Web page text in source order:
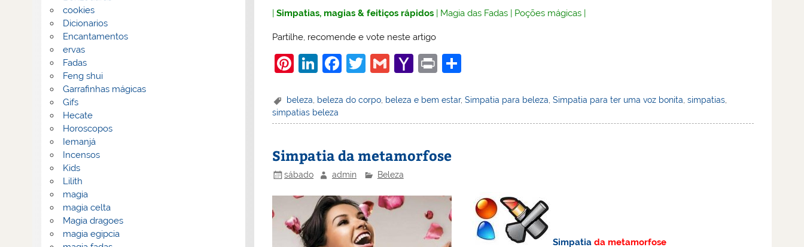
|Simpatias, magias & feitiços rápidos | Magia das Fadas | Poções mágicas |
Partilhe, recomende e vote neste artigo
Pi
er
e
Li
k
e
n
F
c
e
o
o
k
T
itt
er
G
ai
l
Y
h
o
M
l
Pr
t
ar
e
beleza beleza do corpo beleza e bem estar,Simpatia para beleza ,Simpatia para ter uma voz bonita ,simpatias
simpatias beleza
Simpatia da metamorfose
sábado admin Beleza
Simpatiada metamorfose
cookies
Dicionarios
Encantamentos
ervas
Fadas
Feng shui
Garrafinhas mágicas
Gifs
Hecate
Horoscopos
Iemanjá
Incensos
Kids
Lilith
magia
magia celta
Magia dragoes
magia egipcia